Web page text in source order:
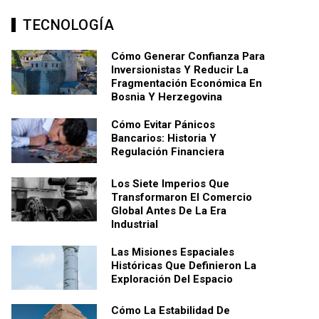
TECNOLOGÍA
Cómo Generar Confianza Para
Inversionistas Y Reducir La
Fragmentación Económica En
Bosnia Y Herzegovina
Cómo Evitar Pánicos
Bancarios: Historia Y
Regulación Financiera
Los Siete Imperios Que
Transformaron El Comercio
Global Antes De La Era
Industrial
Las Misiones Espaciales
Históricas Que Definieron La
Exploración Del Espacio
Cómo La Estabilidad De